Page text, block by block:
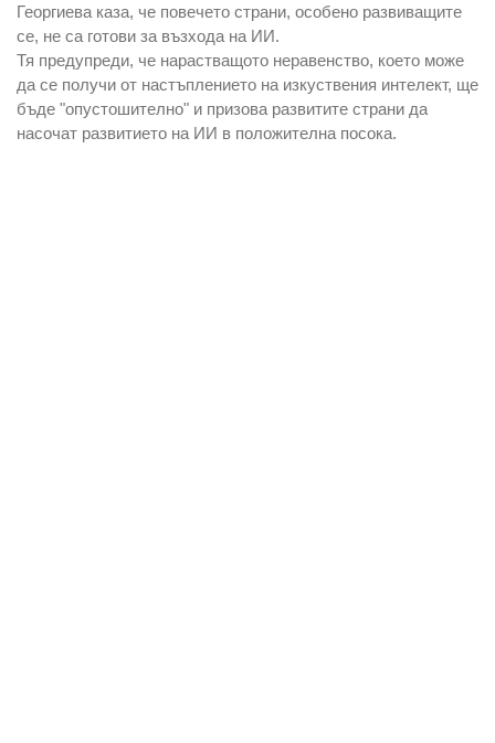
Георгиева каза, че повечето страни, особено развиващите
се, не са готови за възхода на ИИ.
Тя предупреди, че нарастващото неравенство, което може
да се получи от настъплението на изкуствения интелект, ще
бъде "опустошително" и призова развитите страни да
насочат развитието на ИИ в положителна посока.